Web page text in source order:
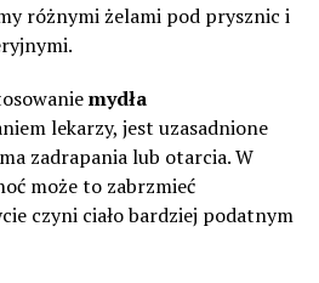
różnymi żelami pod prysznic i
mydła
lekarzy, jest uzasadnione
zadrapania lub otarcia. W
może to zabrzmieć
czyni ciało bardziej podatnym